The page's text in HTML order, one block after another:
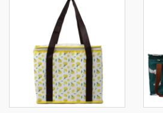
māksliniecisks dāvanu
priekšmets zīmola
veidošanai